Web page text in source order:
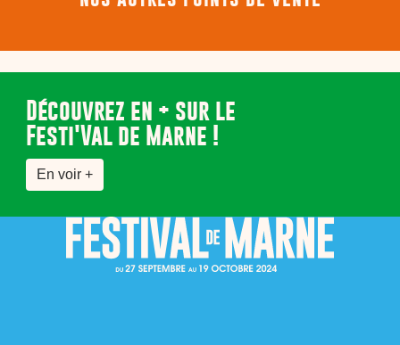
Découvrez en + sur le
Festi'Val de Marne !
En voir +